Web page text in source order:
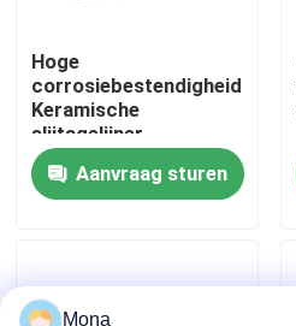
Contacteer ons
nieuws
Alumina Ceramische Voering
Hoge
corrosiebestendigheid
Keramische
slijtagelijner
Abrasiebestendig
Aanvraag sturen
Mona